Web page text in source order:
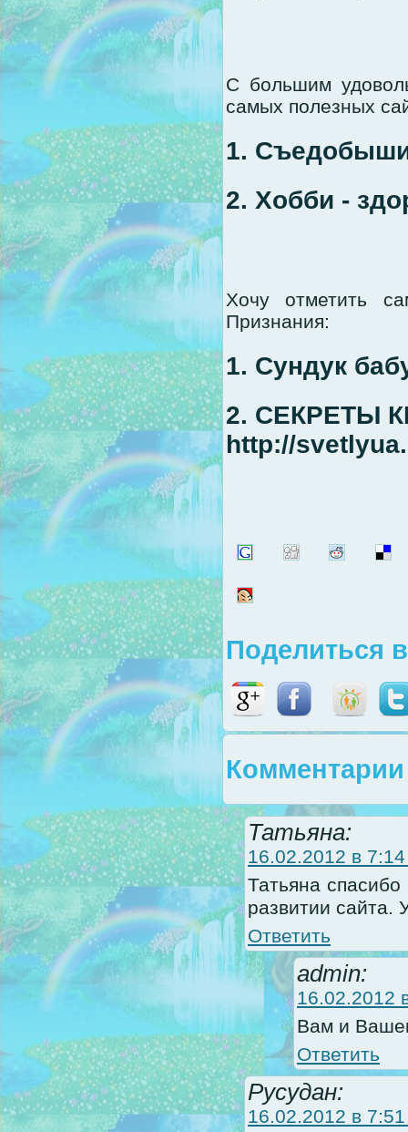
C большим
самых полезных
1.
2. Хобби -
Хочу отметить
Признания:
1. Сундук
2. СЕКРЕТЫ
http://
Поделиться
Комментарии
Татьяна:
16.02.2012 в
Татьяна
развитии сайта.
Ответить
admin:
16.02.2012
Вам и
Ответить
Русудан:
16.02.2012 в